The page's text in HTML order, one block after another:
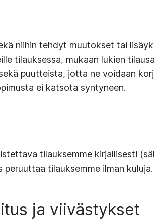
niihin tehdyt muutokset tai
tilauksessa, mukaan lukien
puutteista, jotta ne voidaan
ei katsota syntyneen.
tilauksemme kirjallisesti
peruuttaa tilauksemme ilman kuluja.
ja viivästykset